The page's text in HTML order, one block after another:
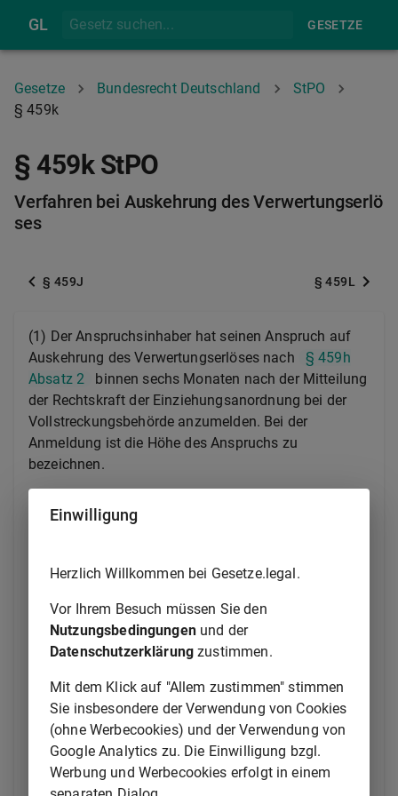
GL GESETZE
Gesetze Bundesrecht Deutschland
StPO
§ 459k
§ 459k StPO
Verfahren bei Auskehrung des Verwertungserlö
ses
§ 459J § 459L
(1) Der Anspruchsinhaber hat seinen Anspruch auf
Auskehrung des Verwertungserlöses nach
§ 459h
Absatz 2
binnen sechs Monaten nach der Mitteilung
der Rechtskraft der Einziehungsanordnung bei der
Vollstreckungsbehörde anzumelden. Bei der
Anmeldung ist die Höhe des Anspruchs zu
bezeichnen.
Antragstellers und die Anspruchshöhe ohne weiteres
liegenden Feststellungen, so wird der
Verwertungserlös in diesem Umfang an den
Antragsteller ausgekehrt. Andernfalls bedarf es der
Zulassung durch das Gericht. Das Gericht lässt die
Auskehrung des Verwertungserlöses nach Maßgabe
versagen, wenn der Antragsteller seine
Anspruchsberechtigung nicht glaubhaft macht; §
294 der Zivilprozessordnung ist anzuwenden.
(3) Vor der Entscheidung über die Auskehrung ist
derjenige, gegen den sich die Anordnung der
Einwilligung
Herzlich Willkommen bei Gesetze.legal.
Vor Ihrem Besuch müssen Sie den
Nutzungsbedingungenund der
Datenschutzerklärung zustimmen.
Mit dem Klick auf "Allem zustimmen" stimmen
Sie insbesondere der Verwendung von Cookies
(ohne Werbecookies) und der Verwendung von
Google Analytics zu. Die Einwilligung bzgl.
Werbung und Werbecookies erfolgt in einem